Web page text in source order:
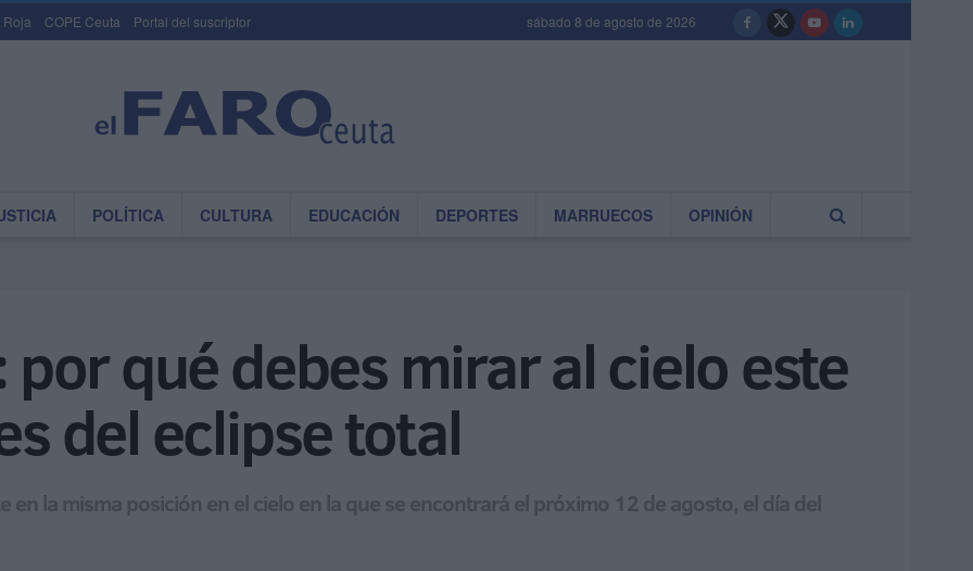
Roja COPE Ceuta Portal del suscriptor sábado 8 de agosto de 2026
POLÍTICA CULTURA EDUCACIÓN DEPORTES MARRUECOS OPINIÓN
qué debes mirar al cielo este
del eclipse total
en la misma posición en el cielo en la que se encontrará el próximo 12 de agosto, el día del